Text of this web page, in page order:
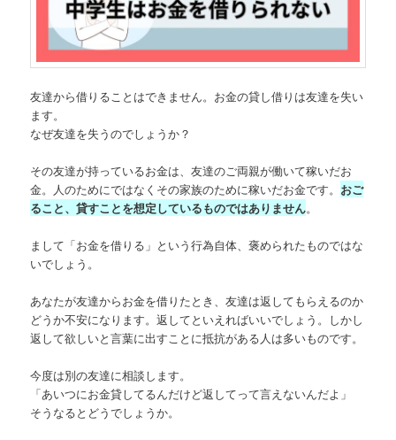
友達から借りることはできません。お金の貸し借りは友達を失い
ます。
なぜ友達を失うのでしょうか？
その友達が持っているお金は、友達のご両親が働いて稼いだお
金。人のためにではなくその家族のために稼いだお金です。 おご
ること、貸すことを想定しているものではありません。
まして「お金を借りる」という行為自体、褒められたものではな
いでしょう。
あなたが友達からお金を借りたとき、友達は返してもらえるのか
どうか不安になります。返してといえればいいでしょう。しかし
返して欲しいと言葉に出すことに抵抗がある人は多いものです。
今度は別の友達に相談します。
「あいつにお金貸してるんだけど返してって言えないんだよ」
そうなるとどうでしょうか。